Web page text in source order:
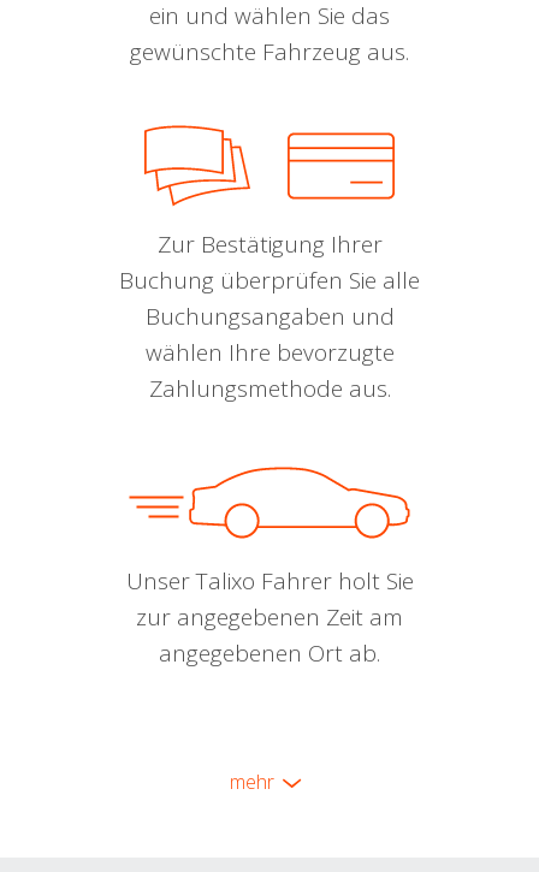
ein und wählen Sie das
gewünschte Fahrzeug aus.
Zur Bestätigung Ihrer
Buchung überprüfen Sie alle
Buchungsangaben und
wählen Ihre bevorzugte
Zahlungsmethode aus.
Unser Talixo Fahrer holt Sie
zur angegebenen Zeit am
angegebenen Ort ab.
mehr